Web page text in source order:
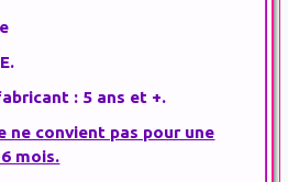
: 5 ans et +.
convient pas pour une
mois.